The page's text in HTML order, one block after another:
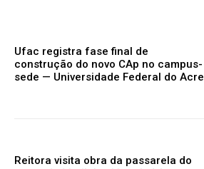
Ufac registra fase final de
construção do novo CAp no campus-
sede — Universidade Federal do Acre
Reitora visita obra da passarela do